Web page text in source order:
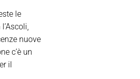
le
nuove
c’è un
il